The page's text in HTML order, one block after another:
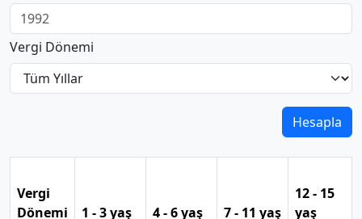
Vergi Dönemi
Hesapla
Vergi
Dönemi
1 - 3 yaş 4 - 6 yaş 7 - 11 yaş
12 - 15
yaş